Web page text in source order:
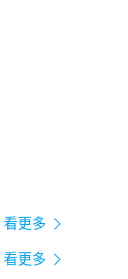
看更多
看更多